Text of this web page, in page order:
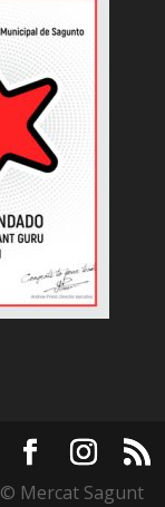
© Mercat Sagunt